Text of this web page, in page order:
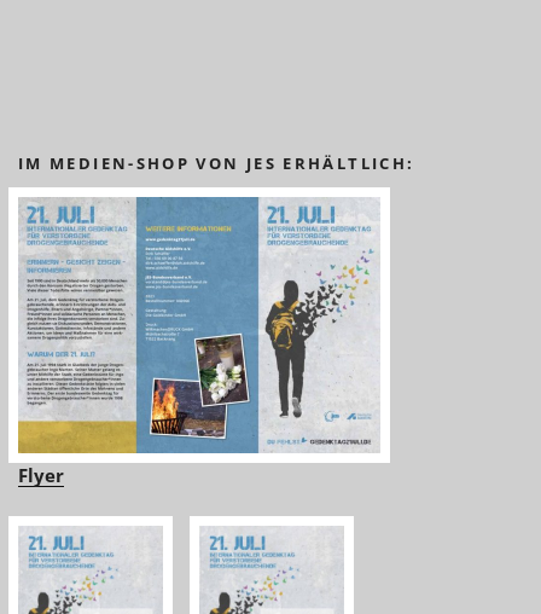
IM MEDIEN-SHOP VON JES ERHÄLTLICH:
Flyer